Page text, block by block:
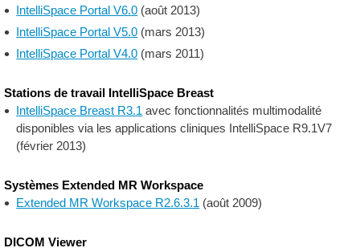
IntelliSpace Portal V6.0 (août 2013)
IntelliSpace Portal V5.0 (mars 2013)
IntelliSpace Portal V4.0 (mars 2011)
Stations de travail IntelliSpace Breast
IntelliSpace Breast R3.1 avec fonctionnalités multimodalité
disponibles via les applications cliniques IntelliSpace R9.1V7
(février 2013)
Systèmes Extended MR Workspace
Extended MR Workspace R2.6.3.1 (août 2009)
DICOM Viewer